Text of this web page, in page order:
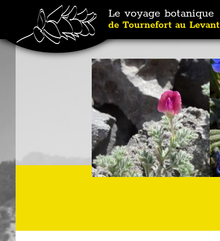
Le voyage botanique
de Tournefort au Levant